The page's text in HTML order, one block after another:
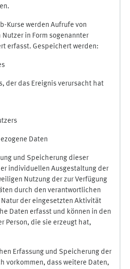
Kurse werden Aufrufe von
in Form sogenannter
erfasst. Gespeichert werden:
der das Ereignis verursacht hat
Daten
und Speicherung dieser
individuellen Ausgestaltung der
Nutzung der zur Verfügung
durch den verantwortlichen
Natur der eingesetzten Aktivität
Daten erfasst und können in den
Person, die sie erzeugt hat,
Erfassung und Speicherung der
vorkommen, dass weitere Daten,